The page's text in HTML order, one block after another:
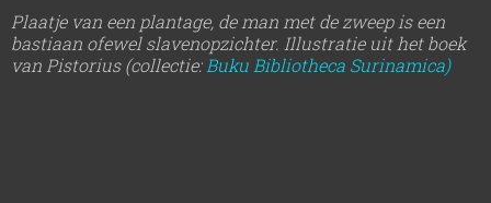
Plaatje van een plantage, de man met de zweep is een
bastiaan ofewel slavenopzichter. Illustratie uit het boek
van Pistorius (collectie: Buku Bibliotheca Surinamica)